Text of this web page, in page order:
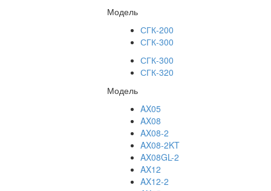
Модель
СГК-200
СГК-300
СГК-300
СГК-320
Модель
AX05
AX08
AX08-2
AX08-2KT
AX08GL-2
AX12
AX12-2